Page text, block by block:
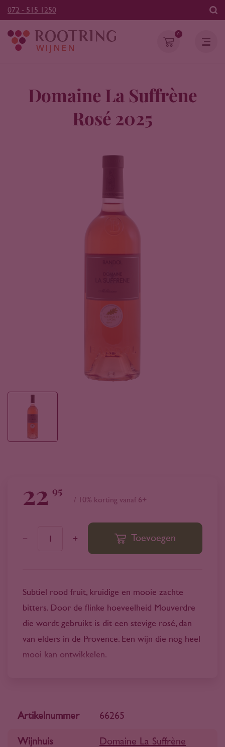
072 - 515 1250
0
Domaine La Suffrène
Rosé 2025
22 95
/ 10% korting vanaf 6+
Toevoegen
Subtiel rood fruit, kruidige en mooie zachte
bitters. Door de flinke hoeveelheid Mouverdre
die wordt gebruikt is dit een stevige rosé, dan
van elders in de Provence. Een wijn die nog heel
mooi kan ontwikkelen.
Artikelnummer 66265
Wijnhuis Domaine La Suffrène